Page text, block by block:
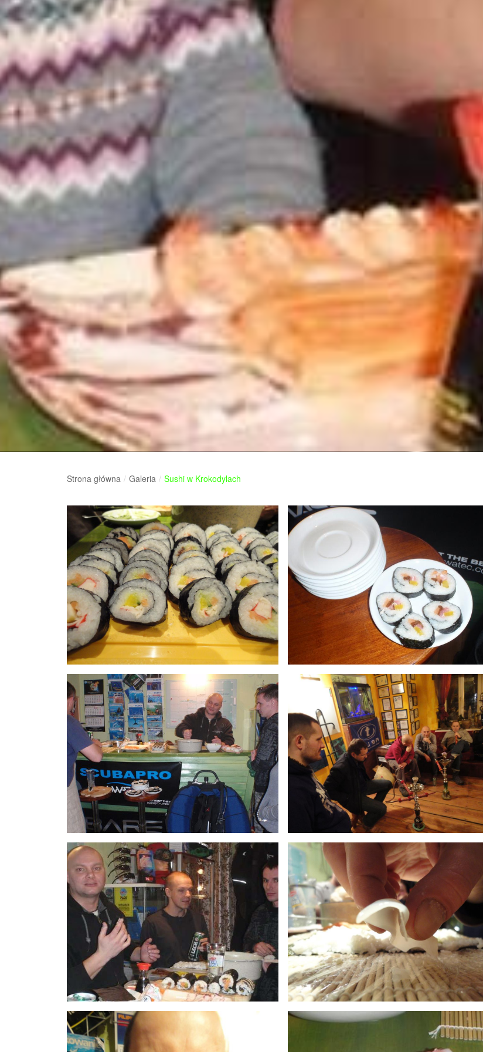
Strona główna / Galeria / Sushi w Krokodylach